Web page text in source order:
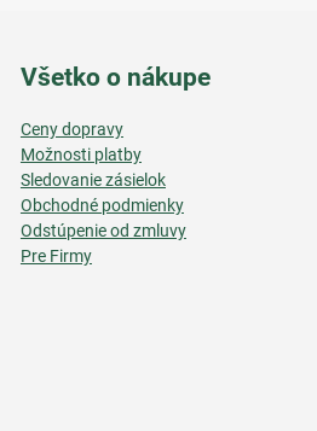
Všetko o nákupe
Ceny dopravy
Možnosti platby
Sledovanie zásielok
Obchodné podmienky
Odstúpenie od zmluvy
Pre Firmy